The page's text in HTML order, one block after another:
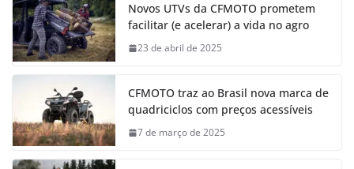
Novos UTVs da CFMOTO prometem
facilitar (e acelerar) a vida no agro
23 de abril de 2025
CFMOTO traz ao Brasil nova marca de
quadriciclos com preços acessíveis
7 de março de 2025